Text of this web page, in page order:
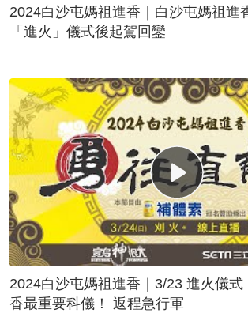
2024白沙屯媽祖進香｜白沙屯媽祖進
「進火」儀式後起駕回鑾
2024白沙屯媽祖進香｜3/23 進火儀式
香最重要科儀！ 返程急行軍